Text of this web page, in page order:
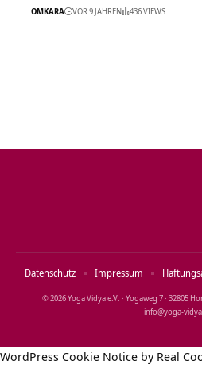
OMKARA VOR 9 JAHREN 436 VIEWS
© 2026 Yoga Vidya e.V. · Yogaweg 7 · 32805
Datenschutz Impressum
WordPress Cookie Notice by Real